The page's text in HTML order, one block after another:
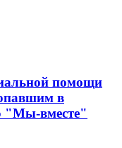
помощи
в
"Мы-вместе"